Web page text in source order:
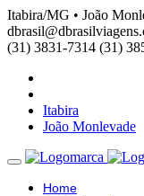
Itabira/MG • João
(31) 3831-7314 (31)
Itabira
João Monlevade
Home